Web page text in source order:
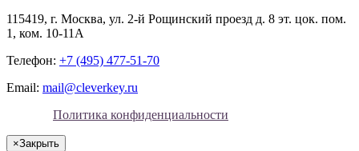
115419, г. Москва, ул. 2-й Рощинский проезд д. 8 эт. цок. пом.
1, ком. 10-11А
Телефон: +7 (495) 477-51-70
Email: mail@cleverkey.ru
Политика конфиденциальности
×Закрыть